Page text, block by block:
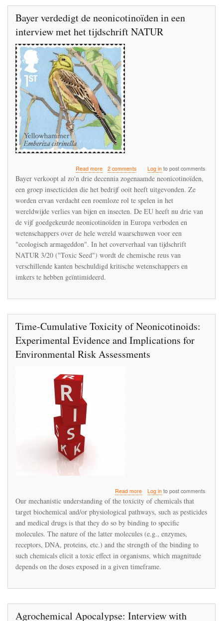
Selva
Bayer verdedigt de neonicotinoïden in een
interview met het tijdschrift NATUR
Read moreabout
Bayer
de
neonicotinoïden
in
een
interview
met
het
tijdschrift
2 comments Log into post comments
Bayer verkoopt al zo'n drie decennia zogenaamde neonicotinoïden,
een groep insecticiden die het bedrijf ooit heeft uitgevonden. Ze
worden ervan verdacht een roemloze rol te spelen in het
wereldwijde verlies van bijen en insecten. De EU heeft nu drie van
de vijf goedgekeurde neonicotinoïden in Europa verboden en
wetenschappers over de hele wereld waarschuwen voor een
"ecologisch armageddon". In het coververhaal van tijdschrift
NATUR 3/20 ("Toxic Seed") wordt de chemische reus van
verschillende kanten beschuldigd kritische wetenschappers en
imkers te hebben geïntimideerd.
Time‐Cumulative Toxicity of Neonicotinoids:
Experimental Evidence and Implications for
Environmental Risk Assessments
Read moreabout
Time‐
Cumulative
Toxicity
of
Neonicotinoids:
Experimental
Evidence
and
Implications
Log into post comments
Our mechanistic understanding of the toxicity of chemicals that
target biochemical and/or physiological pathways, such as pesticides
and medical drugs is that they do so by binding to specific
molecules. The nature of the latter molecules (e.g., enzymes,
receptors, DNA, proteins, etc.) and the strength of the binding to
such chemicals elicit a toxic effect in organisms, which magnitude
depends on the doses exposed in a given timeframe.
Agrochemical Apocalypse: Interview with